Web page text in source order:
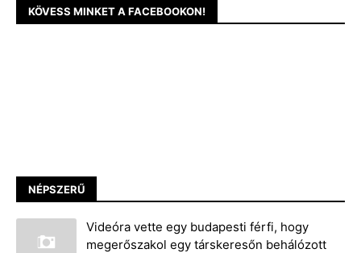
KÖVESS MINKET A FACEBOOKON!
NÉPSZERŰ
Videóra vette egy budapesti férfi, hogy
megerőszakol egy társkeresőn behálózott